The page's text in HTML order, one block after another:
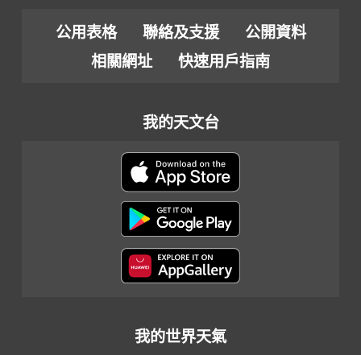
公用表格 聯絡及支援
公開資料
相關網址
快速用戶指南
我的天文台
我的世界天氣